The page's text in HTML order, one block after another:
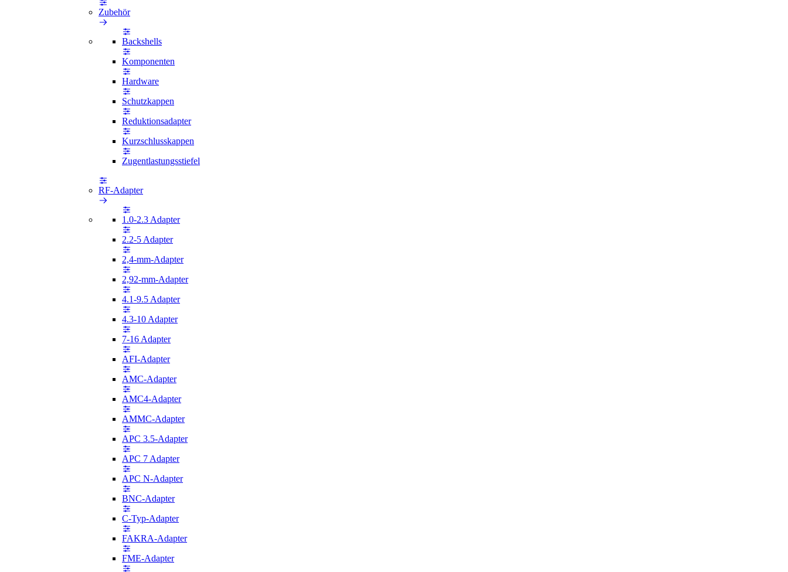
Zubehör
Backshells
Komponenten
Hardware
Schutzkappen
Reduktionsadapter
Kurzschlusskappen
Zugentlastungsstiefel
RF-Adapter
1.0-2.3 Adapter
2.2-5 Adapter
2,4-mm-Adapter
2,92-mm-Adapter
4.1-9.5 Adapter
4.3-10 Adapter
7-16 Adapter
AFI-Adapter
AMC-Adapter
AMC4-Adapter
AMMC-Adapter
APC 3.5-Adapter
APC 7 Adapter
APC N-Adapter
BNC-Adapter
C-Typ-Adapter
FAKRA-Adapter
FME-Adapter